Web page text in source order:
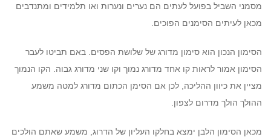
מסמני השביל בפועל לעתים הם נערים ונערות ואו תלמידים ומתנדבים
מכאן לעיתים הסימנים הפוכים.
הסימון הנכון הוא סימון מדורג של שלושת הפסים. באם תביטו לעבר
הסימון אמור לראות קו אחד מדורג נמוך וקו שני מדורג גבוה. הקו הנמוך
מציין את כיוון ההליכה, לכן אם הסימן הכתום מדורג למטה משמע
ההולך הולך מדרום לצפון.
מכאן הסימון הלבן ימצא בחלקו העליון של הדרוג, משמע שאתם הולכים